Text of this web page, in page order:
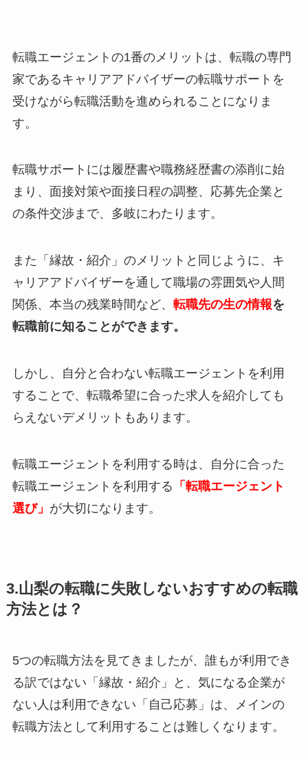
転職エージェントの1番のメリットは、転職の専門
家であるキャリアアドバイザーの転職サポートを
受けながら転職活動を進められることになりま
す。
転職サポートには履歴書や職務経歴書の添削に始
まり、面接対策や面接日程の調整、応募先企業と
の条件交渉まで、多岐にわたります。
また「縁故・紹介」のメリットと同じように、キ
ャリアアドバイザーを通して職場の雰囲気や人間
関係、本当の残業時間など、 転職先の生の情報を
転職前に知ることができます。
しかし、自分と合わない転職エージェントを利用
することで、転職希望に合った求人を紹介しても
らえないデメリットもあります。
転職エージェントを利用する時は、自分に合った
転職エージェントを利用する 「転職エージェント
選び」 が大切になります。
3.山梨の転職に失敗しないおすすめの転職
方法とは？
5つの転職方法を見てきましたが、誰もが利用でき
る訳ではない「縁故・紹介」と、気になる企業が
ない人は利用できない「自己応募」は、メインの
転職方法として利用することは難しくなります。